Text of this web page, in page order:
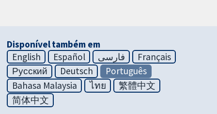
Disponível também em
English
Español فارسی
Français
Русский
Deutsch
Português
Bahasa Malaysia
ไทย
繁體中文
简体中文